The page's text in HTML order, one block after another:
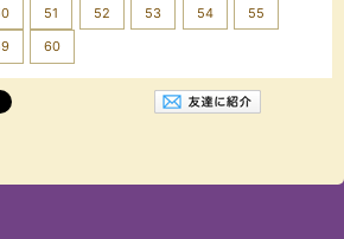
51 52 53 54 55
60